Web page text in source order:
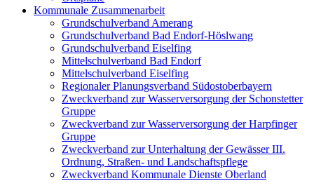
Kommunale Zusammenarbeit
Grundschulverband Amerang
Grundschulverband Bad Endorf-Höslwang
Grundschulverband Eiselfing
Mittelschulverband Bad Endorf
Mittelschulverband Eiselfing
Regionaler Planungsverband Südostoberbayern
Zweckverband zur Wasserversorgung der Schonstetter
Gruppe
Zweckverband zur Wasserversorgung der Harpfinger
Gruppe
Zweckverband zur Unterhaltung der Gewässer III.
Ordnung, Straßen- und Landschaftspflege
Zweckverband Kommunale Dienste Oberland